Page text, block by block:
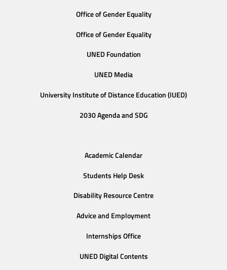
Office of Gender Equality
Office of Gender Equality
UNED Foundation
UNED Media
University Institute of Distance Education (IUED)
2030 Agenda and SDG
Academic Calendar
Students Help Desk
Disability Resource Centre
Advice and Employment
Internships Office
UNED Digital Contents